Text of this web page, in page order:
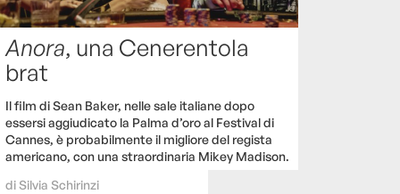
Anora, una Cenerentola
brat
Il film di Sean Baker, nelle sale italiane dopo
essersi aggiudicato la Palma d’oro al Festival di
Cannes, è probabilmente il migliore del regista
americano, con una straordinaria Mikey Madison.
diSilvia Schirinzi